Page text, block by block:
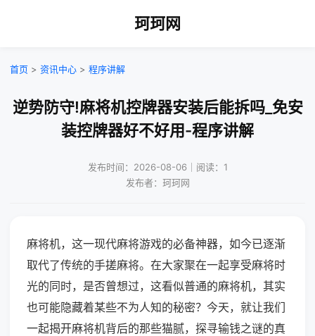
珂珂网
首页 > 资讯中心 > 程序讲解
逆势防守!麻将机控牌器安装后能拆吗_免安
装控牌器好不好用-程序讲解
发布时间：2026-08-06｜阅读：1
发布者：珂珂网
麻将机，这一现代麻将游戏的必备神器，如今已逐渐
取代了传统的手搓麻将。在大家聚在一起享受麻将时
光的同时，是否曾想过，这看似普通的麻将机，其实
也可能隐藏着某些不为人知的秘密？今天，就让我们
一起揭开麻将机背后的那些猫腻，探寻输钱之谜的真